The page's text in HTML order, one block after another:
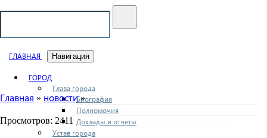
ГЛАВНАЯ Навигация
ГОРОД
Глава города
Биография
Полномочия
Доклады и отчеты
Устав города
Главная » новости»
Просмотров: 2411